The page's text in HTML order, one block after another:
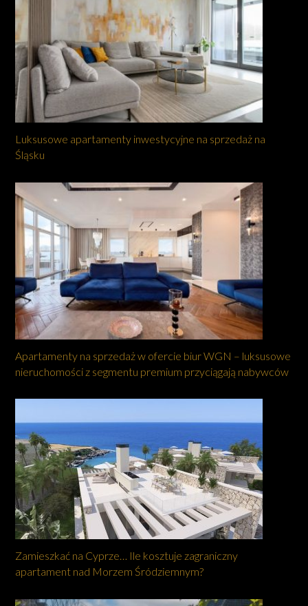
Luksusowe apartamenty inwestycyjne na sprzedaż na
Śląsku
Apartamenty na sprzedaż w ofercie biur WGN – luksusowe
nieruchomości z segmentu premium przyciągają nabywców
Zamieszkać na Cyprze… Ile kosztuje zagraniczny
apartament nad Morzem Śródziemnym?